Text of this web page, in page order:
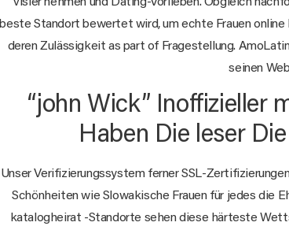
beste Standort bewertet wird, um echte Frauen
deren Zulässigkeit as part of Fragestellung.
seinen
“john Wick” Inoffizieller
Haben Die leser
Unser Verifizierungssystem ferner SSL-
Schönheiten wie Slowakische Frauen für jedes die
katalogheirat -Standorte sehen diese härteste